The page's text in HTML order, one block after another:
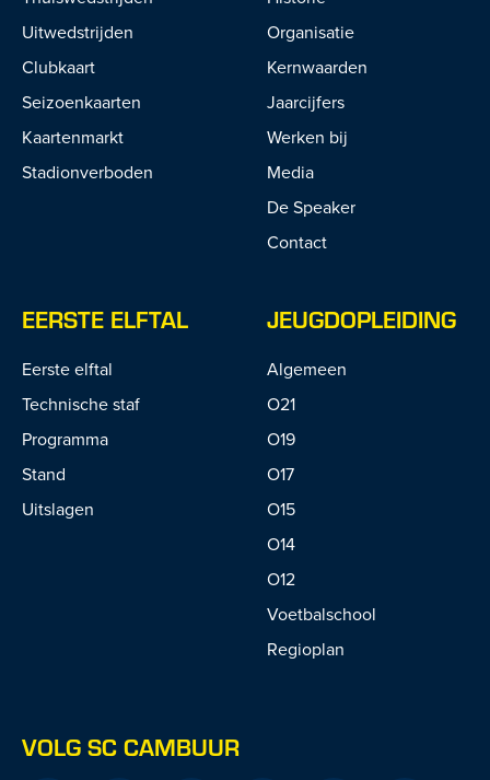
Uitwedstrijden
Clubkaart
Seizoenkaarten
Kaartenmarkt
Stadionverboden
Organisatie
Kernwaarden
Jaarcijfers
Werken bij
Media
De Speaker
Contact
EERSTE ELFTAL
Eerste elftal
Technische staf
Programma
Stand
Uitslagen
JEUGDOPLEIDING
Algemeen
O21
O19
O17
O15
O14
O12
Voetbalschool
Regioplan
VOLG SC CAMBUUR